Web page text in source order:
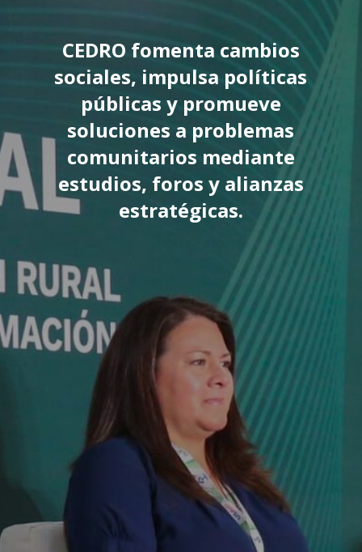
CEDRO fomenta cambios
sociales, impulsa políticas
públicas y promueve
soluciones a problemas
comunitarios mediante
estudios, foros y alianzas
estratégicas.